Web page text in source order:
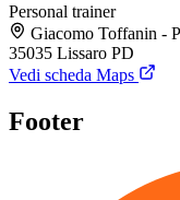
Personal trainer
Giacomo Toffanin -
35035 Lissaro PD
Vedi scheda Maps
Footer